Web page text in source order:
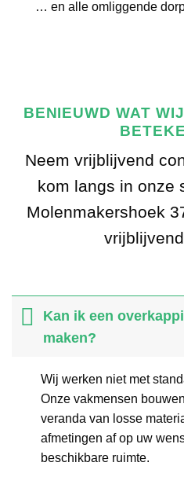
… en alle omliggende
BENIEUWD WAT
Neem vrijblijvend
kom langs in onze
Molenmakershoek
Kan ik een
maken?
Wij werken niet met
Onze vakmensen
veranda van losse
afmetingen af op uw
beschikbare ruimte.